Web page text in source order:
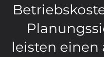
leisten einen